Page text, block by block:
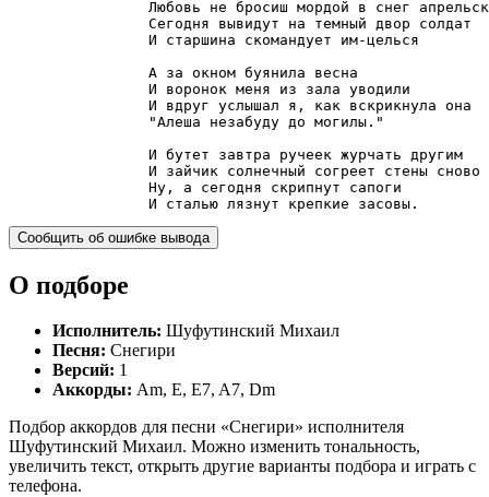
Любовь не бросиш мордой в снег
                Сегодня вывидут на темный двор солдат
                И старшина скомандует им-целься
                А за окном буянила весна
                И воронок меня из зала уводили
                И вдруг услышал я, как вскрикнула она
                "Алеша незабуду до могилы."
                И бутет завтра ручеек журчать другим
И зайчик солнечный согреет стены сново
                Ну, а сегодня скрипнут сапоги
                И сталью лязнут крепкие засовы.
Сообщить об ошибке вывода
О подборе
Исполнитель: Шуфутинский Михаил
Песня: Снегири
Версий: 1
Аккорды: Am, E, E7, A7, Dm
Подбор аккордов для песни «Снегири» исполнителя
Шуфутинский Михаил. Можно изменить тональность,
увеличить текст, открыть другие варианты подбора и играть с
телефона.